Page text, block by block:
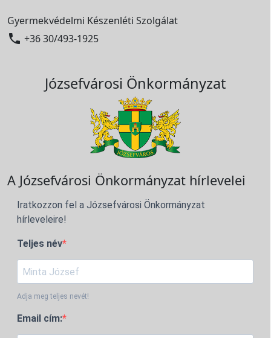
Gyermekvédelmi Készenléti Szolgálat
 +36 30/493-1925
Józsefvárosi Önkormányzat
A Józsefvárosi Önkormányzat hírlevelei
Iratkozzon fel a Józsefvárosi Önkormányzat
hírleveleire!
Teljes név
Adja meg teljes nevét!
Email cím: